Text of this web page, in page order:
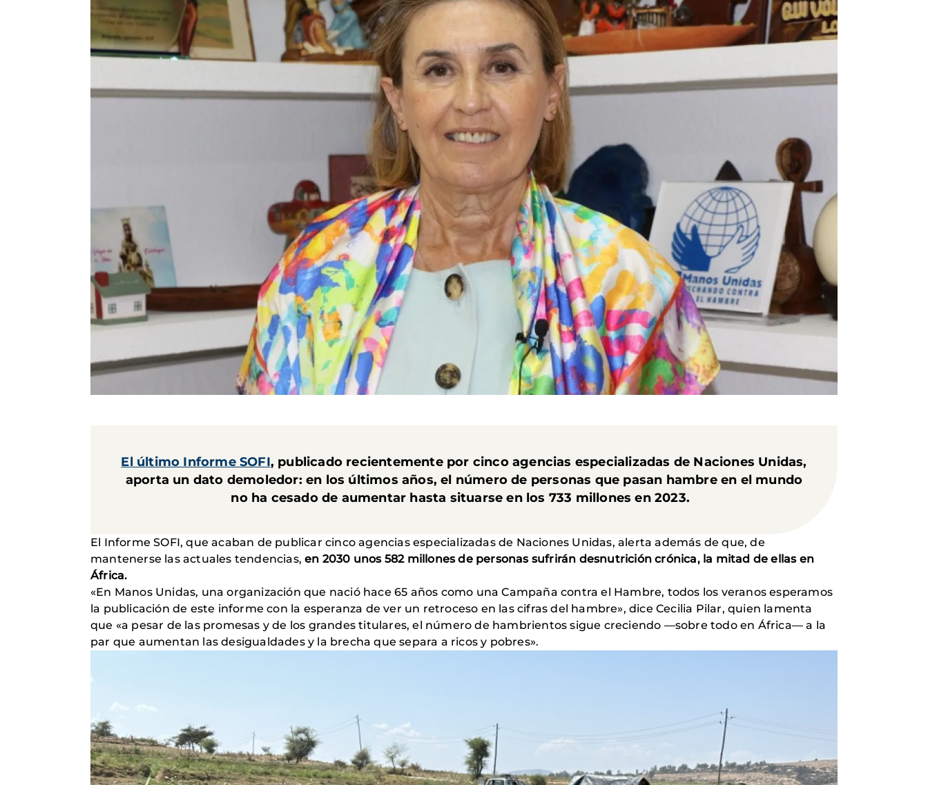
El último Informe SOFI, publicado recientemente por cinco agencias especializadas de Naciones Unidas,
aporta un dato demoledor: en los últimos años, el número de personas que pasan hambre en el mundo
no ha cesado de aumentar hasta situarse en los 733 millones en 2023.
El Informe SOFI, que acaban de publicar cinco agencias especializadas de Naciones Unidas, alerta además de que, de
mantenerse las actuales tendencias,en 2030 unos 582 millones de personas sufrirán desnutrición crónica, la mitad de ellas en
África.
«En Manos Unidas, una organización que nació hace 65 años como una Campaña contra el Hambre, todos los veranos esperamos
la publicación de este informe con la esperanza de ver un retroceso en las cifras del hambre», dice Cecilia Pilar, quien lamenta
que «a pesar de las promesas y de los grandes titulares, el número de hambrientos sigue creciendo —sobre todo en África— a la
par que aumentan las desigualdades y la brecha que separa a ricos y pobres».